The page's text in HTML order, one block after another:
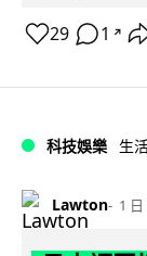
29 1 ↗
科技娛樂 生
Lawton 1 日